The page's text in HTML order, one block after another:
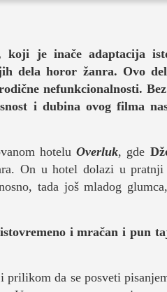
život
je inače adaptacija
dela horor žanra. Ovo
nefunkcionalnosti.
i dubina ovog filma
hoteluOverluk, gde
On u hotel dolazi u
tada još mladog glumca,
i mračan i pun
da se posveti